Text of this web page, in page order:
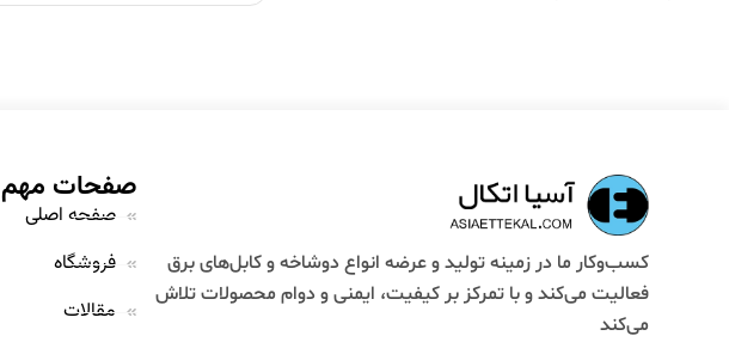
کسب‌وکار ما در زمینه تولید و عرضه انواع دوشاخه و کابل‌های برق
فعالیت می‌کند و با تمرکز بر کیفیت، ایمنی و دوام محصولات تلاش
می‌کند
صفحات مهم
صفحه اصلی
فروشگاه
مقالات